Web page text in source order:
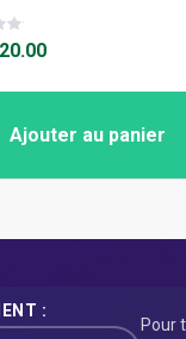
Ajouter au panier
:
Pour